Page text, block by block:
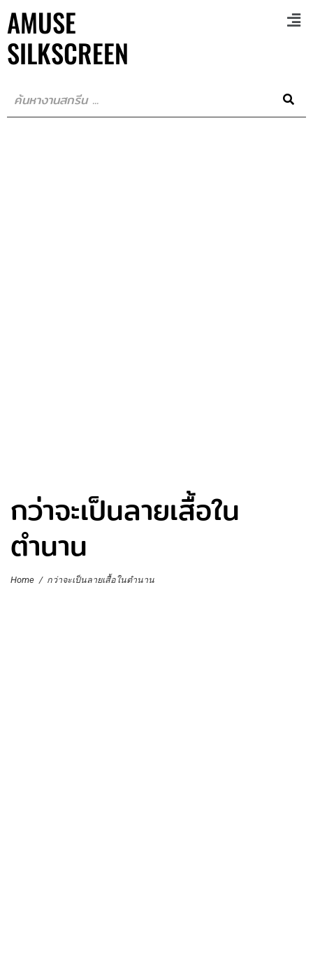
AMUSE
SILKSCREEN
กว่าจะเป็นลายเสื้อใน
ตำนาน
Home / กว่าจะเป็นลายเสื้อในตำนาน